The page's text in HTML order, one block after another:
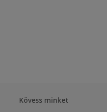
Kövess minket